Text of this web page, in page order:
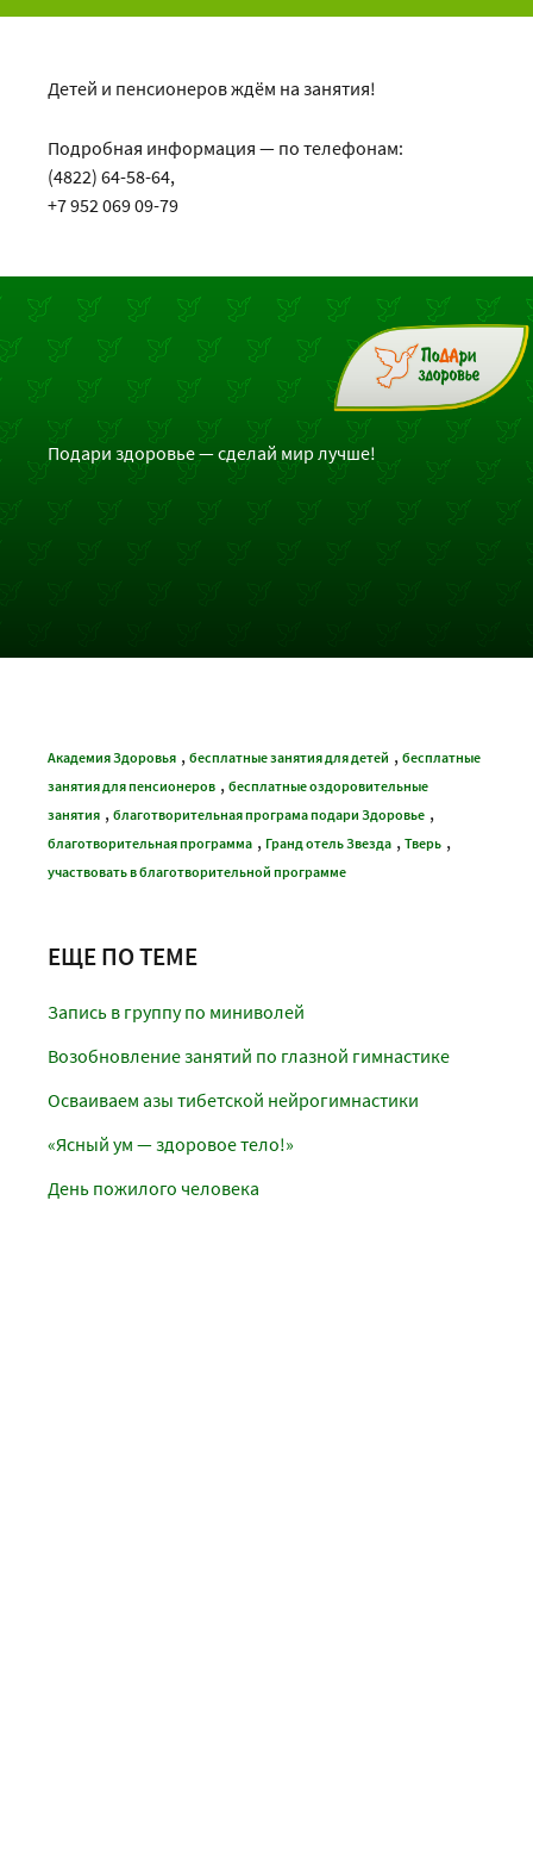
Детей и пенсионеров ждём на занятия!
Подробная информация — по телефонам:
(4822) 64-58-64,
+7 952 069 09-79
Подари здоровье — сделай мир лучше!
Академия Здоровья , бесплатные занятия для детей , бесплатные
занятия для пенсионеров , бесплатные оздоровительные
занятия , благотворительная програма подари Здоровье ,
благотворительная программа , Гранд отель Звезда , Тверь ,
участвовать в благотворительной программе
ЕЩЕ ПО ТЕМЕ
Запись в группу по миниволей
Возобновление занятий по глазной гимнастике
Осваиваем азы тибетской нейрогимнастики
«Ясный ум — здоровое тело!»
День пожилого человека